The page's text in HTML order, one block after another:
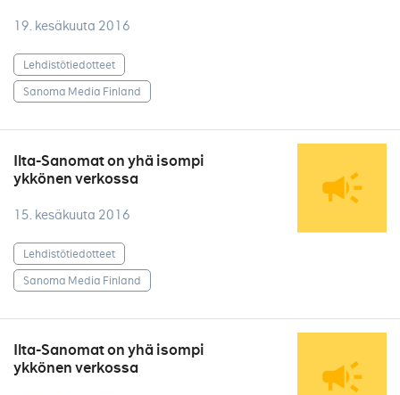
19. kesäkuuta 2016
Lehdistötiedotteet
Sanoma Media Finland
Ilta-Sanomat on yhä isompi
ykkönen verkossa
15. kesäkuuta 2016
Lehdistötiedotteet
Sanoma Media Finland
Ilta-Sanomat on yhä isompi
ykkönen verkossa